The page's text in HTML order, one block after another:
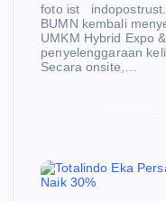
foto ist
BUMN kembali
UMKM Hybrid Expo
penyelenggaraan
Secara onsite,…